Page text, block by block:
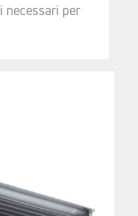
necessari per